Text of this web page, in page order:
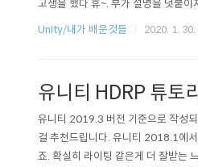
고생을 했다 휴~. 부가 설명을 덧붙
d는 항목이 너무 많고 일일이 다 베
Unity/내가 배운것들 2020. 1.
유니티 HDRP 튜토
유니티 2019.3 버전 기준으로 작성
걸 추천드립니다. 유니티 2018.1에
죠. 확실히 라이팅 같은게 더 잘받는